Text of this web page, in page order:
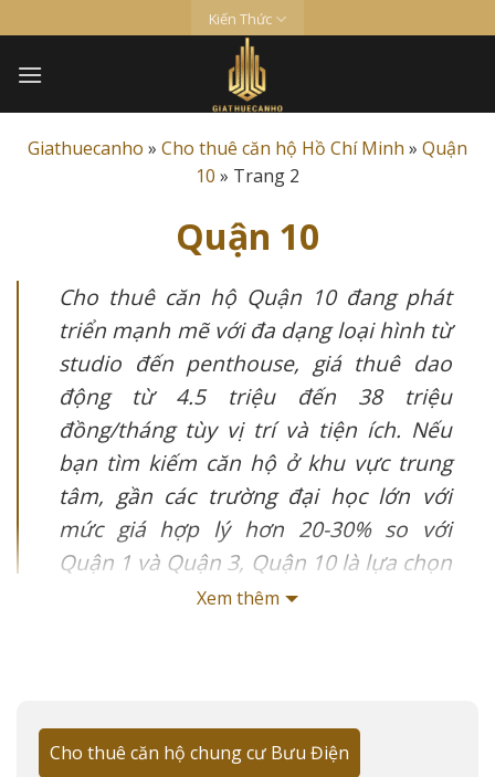
to
content
Kiến Thức
Giathuecanho » Cho thuê căn hộ Hồ Chí Minh » Quận
10 » Trang 2
Quận 10
Cho thuê căn hộ Quận 10 đang phát
triển mạnh mẽ với đa dạng loại hình từ
studio đến penthouse, giá thuê dao
động từ 4.5 triệu đến 38 triệu
đồng/tháng tùy vị trí và tiện ích. Nếu
bạn tìm kiếm căn hộ ở khu vực trung
tâm, gần các trường đại học lớn với
mức giá hợp lý hơn 20-30% so với
Quận 1 và Quận 3, Quận 10 là lựa chọn
thông minh. Xu hướng căn hộ thông
Garden.
Xem thêm
Cho thuê căn hộ chung cư Bưu Điện